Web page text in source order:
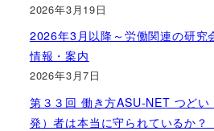
2026年3月19日
2026年3月以降～労働関連の研究
情報・案内
2026年3月7日
第３３回 働き方ASU-NET つど
発）者は本当に守られているか